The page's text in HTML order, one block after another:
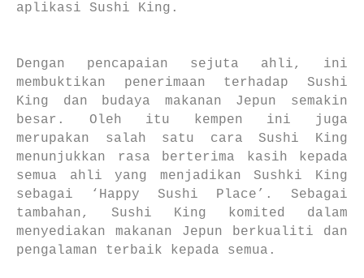
aplikasi Sushi King.
Dengan pencapaian sejuta ahli, ini
membuktikan penerimaan terhadap Sushi
King dan budaya makanan Jepun semakin
besar. Oleh itu kempen ini juga
merupakan salah satu cara Sushi King
menunjukkan rasa berterima kasih kepada
semua ahli yang menjadikan Sushki King
sebagai ‘Happy Sushi Place’. Sebagai
tambahan, Sushi King komited dalam
menyediakan makanan Jepun berkualiti dan
pengalaman terbaik kepada semua.